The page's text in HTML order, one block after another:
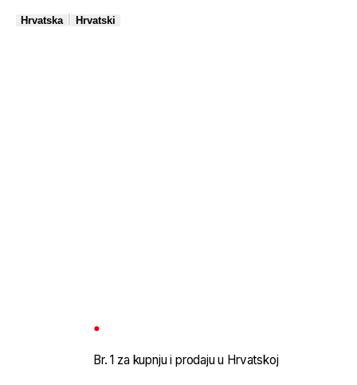
Hrvatska Hrvatski
Br. 1 za kupnju i prodaju u Hrvatskoj